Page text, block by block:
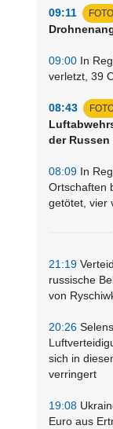
09:11 FOTO
09:00 In
verletzt, 39
08:43
der Russen
08:09 In
Ortschaften
getötet, vier
21:19
russische
von
20:26
sich in
verringert
19:08
Euro aus